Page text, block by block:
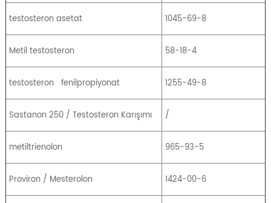
testosteron asetat 1045-69-8
Metil testosteron 58-18-4
testosteron fenilpropiyonat 1255-49-8
Sastanon 250 / Testosteron Karışımı /
metiltrienolon 965-93-5
Proviron / Mesterolon 1424-00-6